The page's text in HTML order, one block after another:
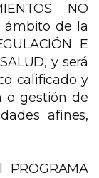
NO
ámbito de la
E
y será
calificado y
o gestión de
afines,
PROGRAMA